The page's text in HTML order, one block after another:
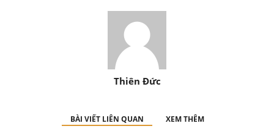
Thiên Đức
BÀI VIẾT LIÊN QUAN XEM THÊM